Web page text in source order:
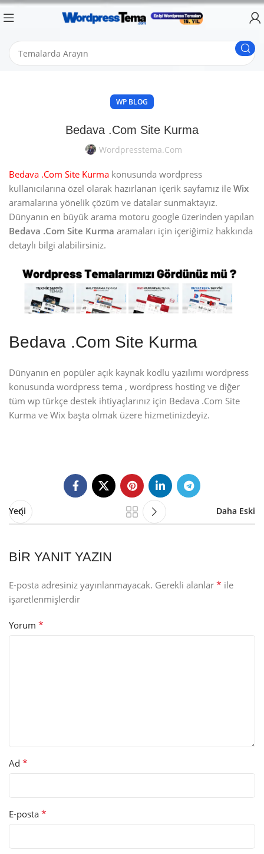
WP BLOG
Bedava .Com Site Kurma
Wordpresstema.com
Bedava .Com Site Kurma konusunda wordpress
kullanıcılarına özel olarak hazırlanan içerik sayfamız ile Wix
aramalarına yönelik çözüm ve datalar sunmaktayız.
Dünyanın en büyük arama motoru google üzerinden yapılan
Bedava .Com Site Kurma aramaları için içeriğimiz hakkında
detaylı bilgi alabilirsiniz.
Bedava .Com Site Kurma
Dünyanın en popüler açık kaynak kodlu yazılımı wordpress
konusunda wordpress tema , wordpress hosting ve diğer
tüm wp türkçe destek ihtiyaçlarınız için Bedava .Com Site
Kurma ve Wix başta olmak üzere hizmetinizdeyiz.
Yeni Daha Eski
BIR YANIT YAZIN
E-posta adresiniz yayınlanmayacak. Gerekli alanlar * ile
işaretlenmişlerdir
Yorum *
Ad *
E-posta *